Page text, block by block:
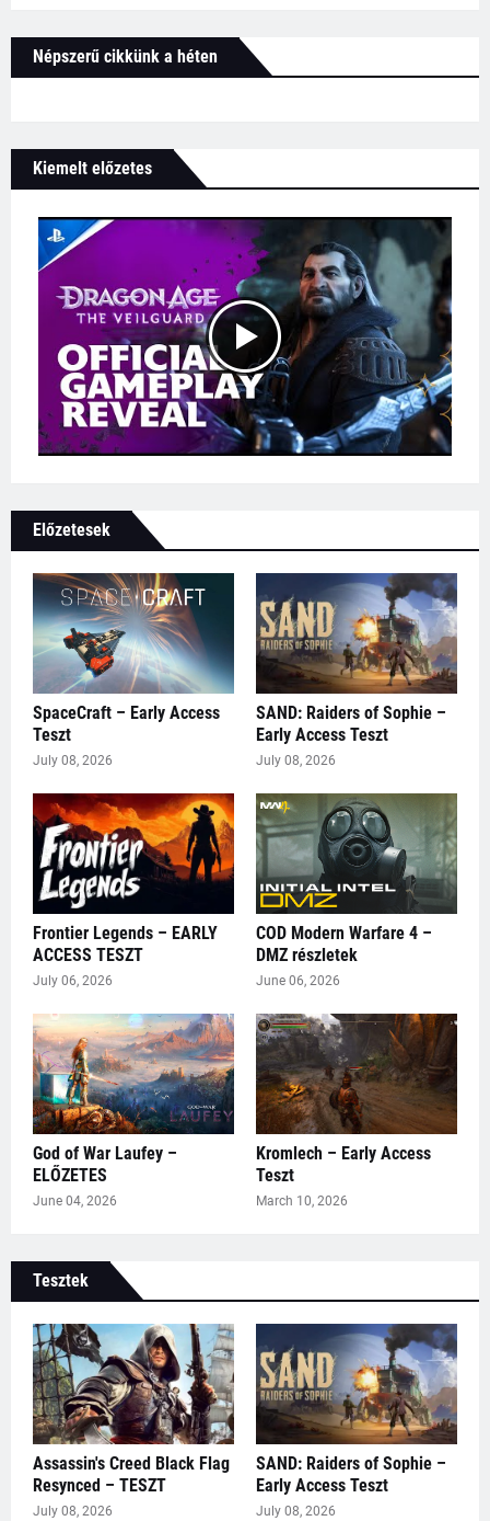
Népszerű cikkünk a héten
Kiemelt előzetes
Előzetesek
SpaceCraft – Early Access
Teszt
July 08, 2026
SAND: Raiders of Sophie –
Early Access Teszt
July 08, 2026
Frontier Legends – EARLY
ACCESS TESZT
July 06, 2026
COD Modern Warfare 4 –
DMZ részletek
June 06, 2026
God of War Laufey –
ELŐZETES
June 04, 2026
Kromlech – Early Access
Teszt
March 10, 2026
Tesztek
Assassin's Creed Black Flag
Resynced – TESZT
July 08, 2026
SAND: Raiders of Sophie –
Early Access Teszt
July 08, 2026